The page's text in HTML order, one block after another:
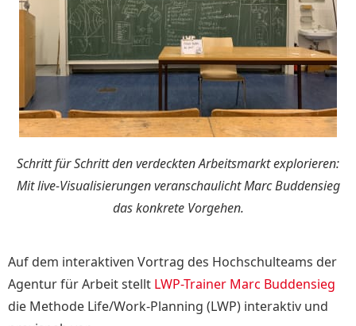
Schritt für Schritt den verdeckten Arbeitsmarkt explorieren:
Mit live-Visualisierungen veranschaulicht Marc Buddensieg
das konkrete Vorgehen.
Auf dem interaktiven Vortrag des Hochschulteams der
Agentur für Arbeit stellt LWP-Trainer Marc Buddensieg
die Methode Life/Work-Planning (LWP) interaktiv und